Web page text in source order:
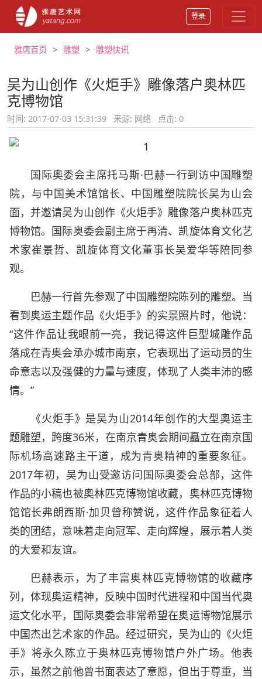
登录
雅唐首页 雕塑 雕塑快讯
吴为山创作《火炬手》雕像落户奥林匹
克博物馆
时间: 2017-07-03 15:31:39 来源: 网络 点击: 0
国际奥委会主席托马斯·巴赫一行到访中国雕塑
院，与中国美术馆馆长、中国雕塑院院长吴为山会
面，并邀请吴为山创作《火炬手》雕像落户奥林匹克
博物馆。国际奥委会副主席于再清、凯旋体育文化艺
术家崔景哲、凯旋体育文化董事长吴爱华等陪同参
观。
巴赫一行首先参观了中国雕塑院陈列的雕塑。当
看到奥运主题作品《火炬手》的实景照片时，他说：
“这件作品让我眼前一亮，我记得这件巨型城雕作品
落成在青奥会承办城市南京，它表现出了运动员的生
命意志以及强健的力量与速度，体现了人类丰沛的感
情。”
《火炬手》是吴为山2014年创作的大型奥运主
题雕塑，跨度36米，在南京青奥会期间矗立在南京国
际机场高速路主干道，成为青奥精神的重要象征。
2017年初，吴为山受邀访问国际奥委会总部，这件
作品的小稿也被奥林匹克博物馆收藏，奥林匹克博物
馆馆长弗朗西斯·加贝曾称赞说，这件作品象征着人
类的团结，意味着走向冠军、走向辉煌，展示着人类
的大爱和友谊。
巴赫表示，为了丰富奥林匹克博物馆的收藏序
列，体现奥运精神，反映中国时代进程和中国当代奥
运文化水平，国际奥委会非常希望在奥运博物馆展示
中国杰出艺术家的作品。经过研究，吴为山的《火炬
手》将永久陈立于奥林匹克博物馆户外广场。他表
示，虽然之前他曾书面表达了意愿，但出于尊重，当